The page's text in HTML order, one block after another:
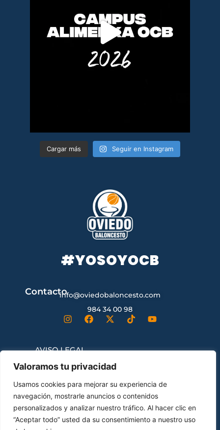
Valoramos tu privacidad
Usamos cookies para mejorar su experiencia de
navegación, mostrarle anuncios o contenidos
personalizados y analizar nuestro tráfico. Al hacer clic en
“Aceptar todo” usted da su consentimiento a nuestro uso
Cargar más Seguir en Instagram
#YOSOYOCB
Contactoinfo@oviedobaloncesto.com
984 34 00 98
AVISO LEGAL
CONTRATACIÓN
ENVÍOS Y DEVOLUCIONES